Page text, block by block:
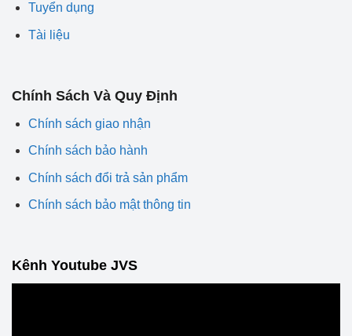
Tuyển dụng
Tài liệu
Chính Sách Và Quy Định
Chính sách giao nhận
Chính sách bảo hành
Chính sách đổi trả sản phẩm
Chính sách bảo mật thông tin
Kênh Youtube JVS